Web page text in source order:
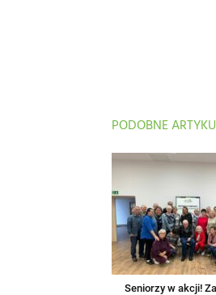
PODOBNE
Seniorzy w akcji!